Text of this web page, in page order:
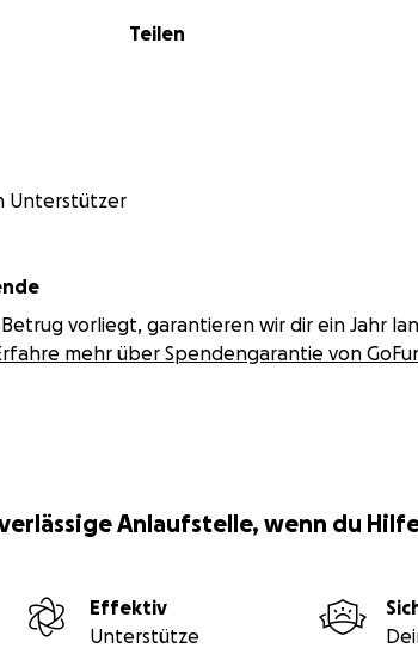
Teilen
Unterstützer
vorliegt, garantieren wir dir ein Jahr
mehr über Spendengarantie von
Anlaufstelle, wenn du
Effektiv
Unterstütze